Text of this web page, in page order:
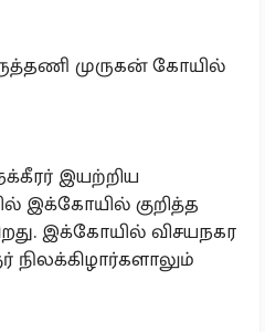
முருகன் கோயில்
இயற்றிய
இக்கோயில் குறித்த
இக்கோயில் விசயநகர